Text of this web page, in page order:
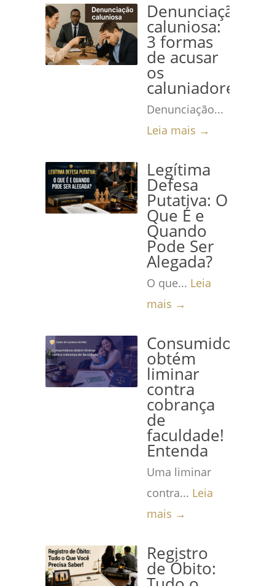
Denunciação
caluniosa:
3 formas
de acusar
os
caluniadores
Denunciação...
Leia mais →
Legítima
Defesa
Putativa: O
Que É e
Quando
Pode Ser
Alegada?
O que... Leia
mais →
Consumidora
obtém
liminar
contra
cobrança
de
faculdade!
Entenda
Uma liminar
contra... Leia
mais →
Registro
de Óbito: